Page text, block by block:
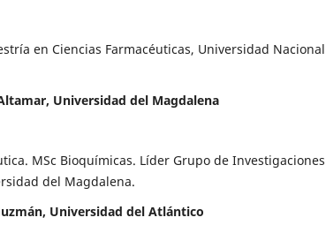
en Ciencias Farmacéuticas, Universidad Nacional
Universidad del Magdalena
MSc Bioquímicas. Líder Grupo de Investigaciones
del Magdalena.
Universidad del Atlántico